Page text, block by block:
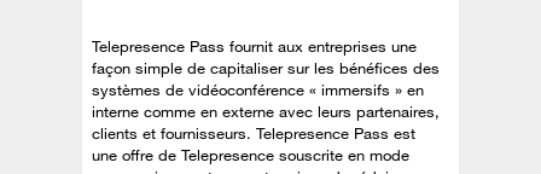
Telepresence Pass fournit aux entreprises une
façon simple de capitaliser sur les bénéfices des
systèmes de vidéoconférence « immersifs » en
interne comme en externe avec leurs partenaires,
clients et fournisseurs. Telepresence Pass est
une offre de Telepresence souscrite en mode